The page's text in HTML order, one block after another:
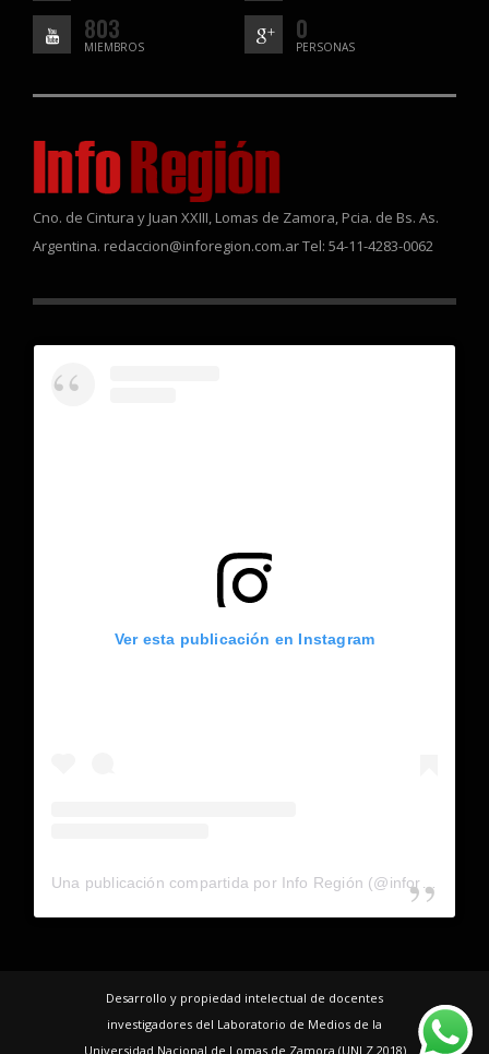
803
MIEMBROS
0
PERSONAS
Cno. de Cintura y Juan XXIII, Lomas de Zamora, Pcia. de Bs. As.
Argentina. redaccion@inforegion.com.ar Tel: 54-11-4283-0062
Ver esta publicación en Instagram
Desarrollo y propiedad intelectual de docentes
investigadores del Laboratorio de Medios de la
Universidad Nacional de Lomas de Zamora (UNLZ 2018)